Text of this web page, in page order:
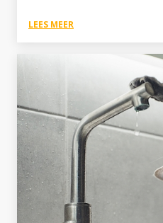
LEES MEER